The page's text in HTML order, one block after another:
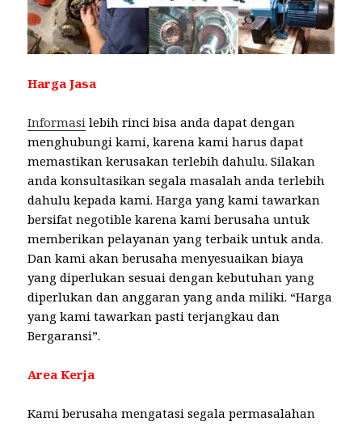
Harga Jasa
Informasi lebih rinci bisa anda dapat dengan
menghubungi kami, karena kami harus dapat
memastikan kerusakan terlebih dahulu. Silakan
anda konsultasikan segala masalah anda terlebih
dahulu kepada kami. Harga yang kami tawarkan
bersifat negotible karena kami berusaha untuk
memberikan pelayanan yang terbaik untuk anda.
Dan kami akan berusaha menyesuaikan biaya
yang diperlukan sesuai dengan kebutuhan yang
diperlukan dan anggaran yang anda miliki. “Harga
yang kami tawarkan pasti terjangkau dan
Bergaransi”.
Area Kerja
Kami berusaha mengatasi segala permasalahan